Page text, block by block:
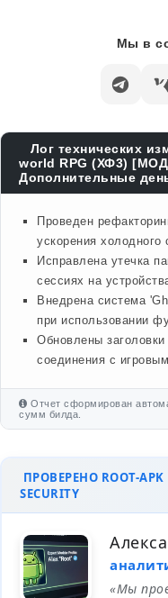
Мы в
Лог технических
world RPG (ХФ3)
Дополнительные
Проведен
ускорения холодного
Исправлена утечка
сессиях на
Внедрена система
при использовании
Обновлены
соединения с
Отчет сформирован
сумм билда.
ПРОВЕРЕНО ROOT-APK
SECURITY
«Мы